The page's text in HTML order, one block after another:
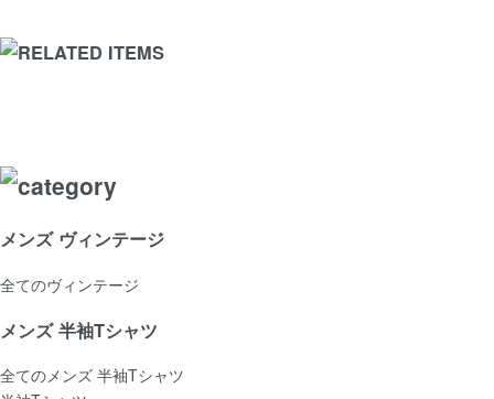
メンズ ヴィンテージ
全てのヴィンテージ
メンズ 半袖Tシャツ
全てのメンズ 半袖Tシャツ